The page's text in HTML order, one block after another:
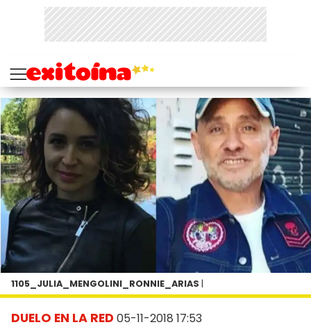
DUELO EN LA RED 05-11-2018 17:53
1105_JULIA_MENGOLINI_RONNIE_ARIAS |